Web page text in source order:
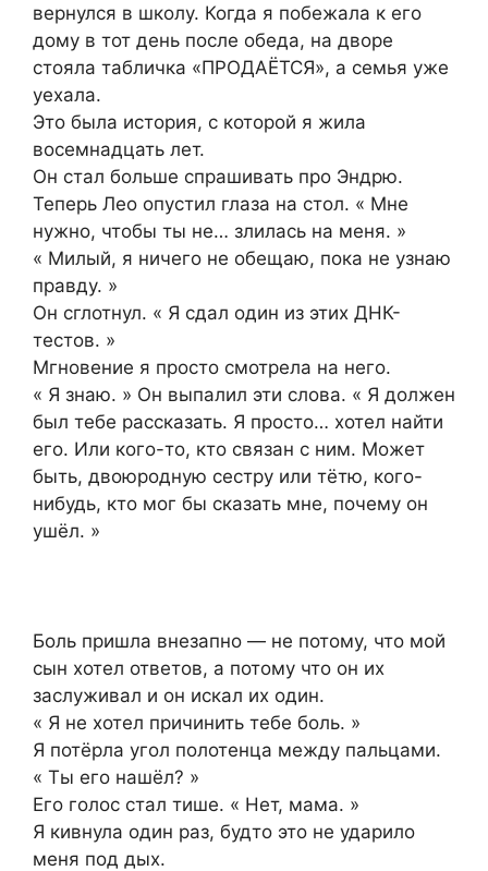
вернулся в школу. Когда я побежала к его
дому в тот день после обеда, на дворе
стояла табличка «ПРОДАЁТСЯ», а семья уже
уехала.
Это была история, с которой я жила
восемнадцать лет.
Он стал больше спрашивать про Эндрю.
Теперь Лео опустил глаза на стол. « Мне
нужно, чтобы ты не… злилась на меня. »
« Милый, я ничего не обещаю, пока не узнаю
правду. »
Он сглотнул. « Я сдал один из этих ДНК-
тестов. »
Мгновение я просто смотрела на него.
« Я знаю. » Он выпалил эти слова. « Я должен
был тебе рассказать. Я просто… хотел найти
его. Или кого-то, кто связан с ним. Может
быть, двоюродную сестру или тётю, кого-
нибудь, кто мог бы сказать мне, почему он
ушёл. »
Боль пришла внезапно — не потому, что мой
сын хотел ответов, а потому что он их
заслуживал и он искал их один.
« Я не хотел причинить тебе боль. »
Я потёрла угол полотенца между пальцами.
« Ты его нашёл? »
Его голос стал тише. « Нет, мама. »
Я кивнула один раз, будто это не ударило
меня под дых.